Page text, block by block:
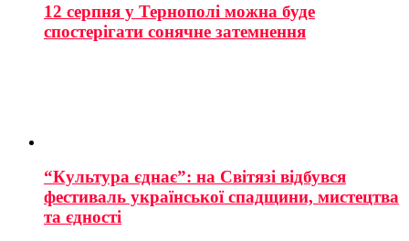
12 серпня у Тернополі можна буде
спостерігати сонячне затемнення
“Культура єднає”: на Світязі відбувся
фестиваль української спадщини, мистецтва
та єдності